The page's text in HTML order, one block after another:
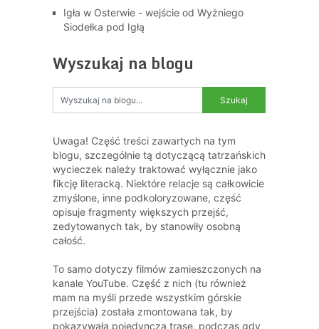
Igła w Osterwie - wejście od Wyżniego
Siodełka pod Igłą
Wyszukaj na blogu
Uwaga! Część treści zawartych na tym
blogu, szczególnie tą dotyczącą tatrzańskich
wycieczek należy traktować wyłącznie jako
fikcję literacką. Niektóre relacje są całkowicie
zmyślone, inne podkoloryzowane, część
opisuje fragmenty większych przejść,
zedytowanych tak, by stanowiły osobną
całość.
To samo dotyczy filmów zamieszczonych na
kanale YouTube. Część z nich (tu również
mam na myśli przede wszystkim górskie
przejścia) została zmontowana tak, by
pokazywała pojedynczą trasę, podczas gdy